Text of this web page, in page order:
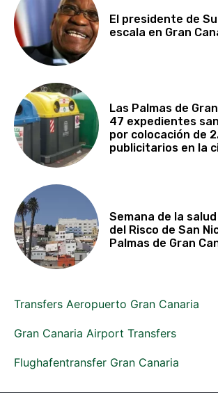
El presidente de
escala en Gran
Las Palmas de
47 expedientes
por colocación de
publicitarios en la
Semana de la
del Risco de San
Palmas de Gran
Transfers Aeropuerto Gran Canaria
Gran Canaria Airport Transfers
Flughafentransfer Gran Canaria